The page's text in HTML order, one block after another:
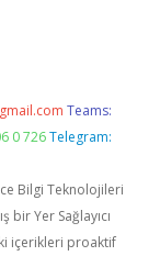
Teams:
0 726 Telegram:
Bilgi Teknolojileri
bir Yer Sağlayıcı
içerikleri proaktif